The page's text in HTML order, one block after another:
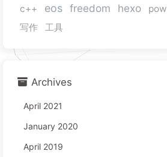
c++ eos freedom hexo pow
写作
工具
Archives
April 2021
January 2020
April 2019